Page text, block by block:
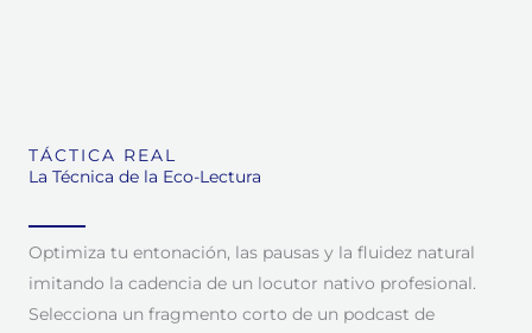
TÁCTICA REAL
La Técnica de la Eco-Lectura
Optimiza tu entonación, las pausas y la fluidez natural
imitando la cadencia de un locutor nativo profesional.
Selecciona un fragmento corto de un podcast de